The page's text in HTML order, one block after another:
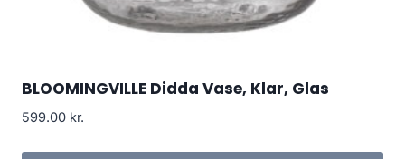
BLOOMINGVILLE Didda Vase, Klar, Glas
599.00 kr.